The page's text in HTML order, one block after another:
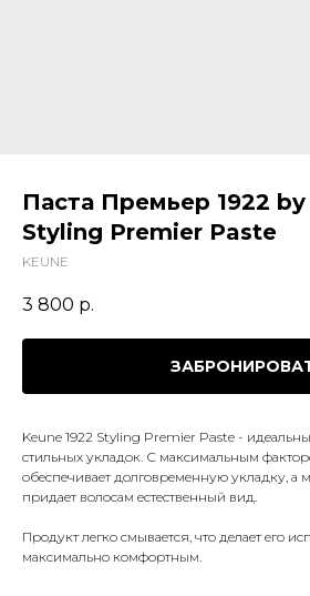
Паста Премьер 1922
Styling Premier Paste
KEUNE
3 800 р.
Keune 1922 Styling Premier Paste -
стильных укладок. С максимальным
обеспечивает долговременную укладку,
придает волосам естественный вид.
Продукт легко смывается, что делает его
максимально комфортным.